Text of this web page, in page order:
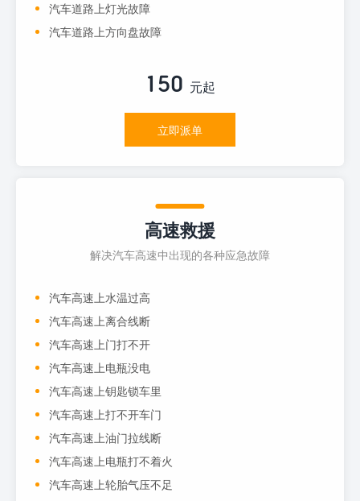
汽车道路上灯光故障
汽车道路上方向盘故障
150 元起
立即派单
高速救援
解决汽车高速中出现的各种应急故障
汽车高速上水温过高
汽车高速上离合线断
汽车高速上门打不开
汽车高速上电瓶没电
汽车高速上钥匙锁车里
汽车高速上打不开车门
汽车高速上油门拉线断
汽车高速上电瓶打不着火
汽车高速上轮胎气压不足